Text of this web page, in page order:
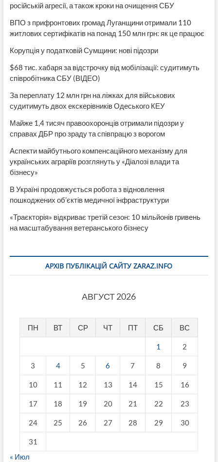
російській агресії, а також кроки на очищення СБУ
ВПО з прифронтових громад Луганщини отримали 110
житлових сертифікатів на понад 150 млн грн: як це працює
Корупція у податковій Сумщини: нові підозри
$68 тис. хабаря за відстрочку від мобілізації: судитимуть
співробітника СБУ (ВІДЕО)
За переплату 12 млн грн на ліжках для військових
судитимуть двох екскерівників Одеського КЕУ
Майже 1,4 тисяч правоохоронців отримали підозри у
справах ДБР про зраду та співпрацю з ворогом
Аспекти майбутнього компенсаційного механізму для
українських аграріїв розглянуть у «Діалозі влади та
бізнесу»
В Україні продовжується робота з відновлення
пошкоджених об’єктів медичної інфраструктури
«Траєкторія» відкриває третій сезон: 10 мільйонів гривень
на масштабування ветеранського бізнесу
АРХІВ ПУБЛІКАЦІЙ САЙТУ ZARAZ.INFO
АВГУСТ 2026
ПН ВТ СР ЧТ ПТ СБ ВС
1 2
3 4 5 6 7 8 9
10 11 12 13 14 15 16
17 18 19 20 21 22 23
24 25 26 27 28 29 30
31
« Июл